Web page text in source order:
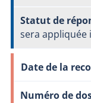
sera